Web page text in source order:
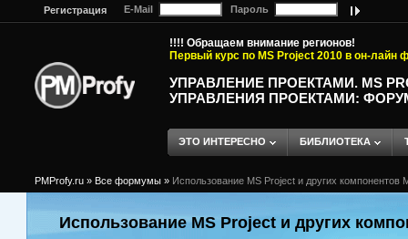
Регистрация E-Mail Пароль
!!!! Обращаем внимание регионов!
Первый курс по MS Project 2010 в он-лайн
УПРАВЛЕНИЕ ПРОЕКТАМИ. MS
УПРАВЛЕНИЯ ПРОЕКТАМИ:
ЭТО ИНТЕРЕСНО БИБЛИОТЕКА
PMProfy.ru » Все формумы » Использование MS Project и других компонентов
Использование MS Project и других